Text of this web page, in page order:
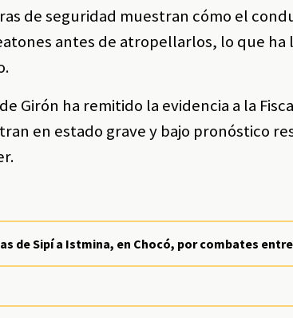
de seguridad muestran cómo el
antes de atropellarlos, lo que ha
Girón ha remitido la evidencia a la
en estado grave y bajo pronóstico
de Sipí a Istmina, en Chocó, por combates entre